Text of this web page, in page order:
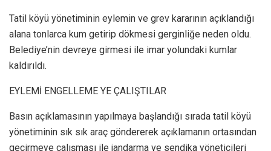
Tatil köyü yönetiminin eylemin ve grev kararının açıklandığı
alana tonlarca kum getirip dökmesi gerginliğe neden oldu.
Belediye’nin devreye girmesi ile imar yolundaki kumlar
kaldırıldı.
EYLEMİ ENGELLEME YE ÇALIŞTILAR
Basın açıklamasının yapılmaya başlandığı sırada tatil köyü
yönetiminin sık sık araç göndererek açıklamanın ortasından
geçirmeye çalışması ile jandarma ve sendika yöneticileri